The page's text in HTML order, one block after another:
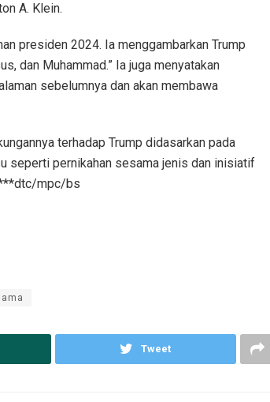
A. Klein.
presiden 2024. Ia menggambarkan Trump
dan Muhammad.” Ia juga menyatakan
sebelumnya dan akan membawa
terhadap Trump didasarkan pada
seperti pernikahan sesama jenis dan inisiatif
mpc/bs
Tweet